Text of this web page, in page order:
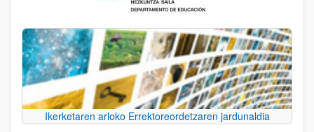
Ikerketaren arloko Errektoreordetzaren jardunaldia